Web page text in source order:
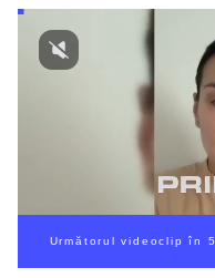
Următorul videoclip în 4